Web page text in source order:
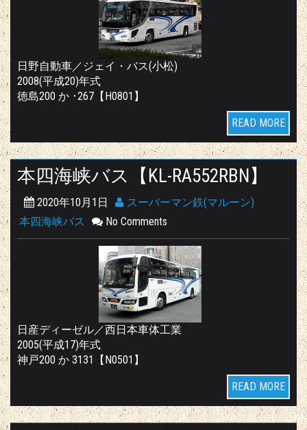
日野自動車／ジェイ・バス(小松)
2008(平成20)年式
徳島200 か ･267【H0801】
READ MORE
本四海峡バス【KL-RA552RBN】
2020年10月1日
スーパーマン鉄(マルーン)
本四海峡バス
No Comments
日産ディーゼル／西日本車体工業
2005(平成17)年式
神戸200 か 3131【N0501】
READ MORE